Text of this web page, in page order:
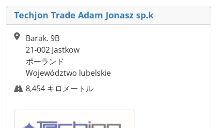
Techjon Trade Adam Jonasz sp.k
Barak. 9B
21-002 Jastkow
ポーランド
Województwo lubelskie
8,454 キロメートル